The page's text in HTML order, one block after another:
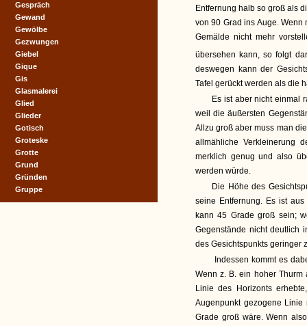
Entfernung halb so groß als
von 90 Grad ins Auge.
Gemälde nicht mehr
übersehen kann, so folgt
deswegen kann der
Tafel gerückt werden als die
Es ist aber nicht einmal
weil die äußersten
Allzu groß aber muss man
allmähliche Verkleinerung
merklich genug und also
werden würde.
Die Höhe des
seine Entfernung. Es ist
kann 45 Grade groß sein;
Gegenstände nicht deutlich
des Gesichtspunkts geringer
Indessen kommt es
Wenn z. B. ein hoher
Linie des Horizonts
Augenpunkt gezogene
Grade groß wäre. Wenn
Gespräch
Gewand
Gewölbe
Gezwungen
Giebel
Gique
Gis
Glasmalerei
Glied
Glieder
Gotisch
Groteske
Grotte
Grund
Gründen
Gruppe